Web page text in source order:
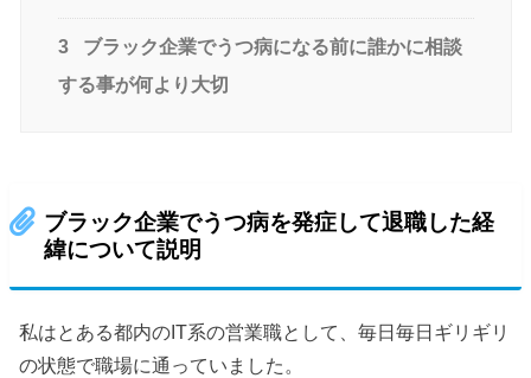
3
ブラック企業でうつ病になる前に誰かに相談
する事が何より大切
ブラック企業でうつ病を発症して退職した経
緯について説明
私はとある都内のIT系の営業職として、毎日毎日ギリギリ
の状態で職場に通っていました。